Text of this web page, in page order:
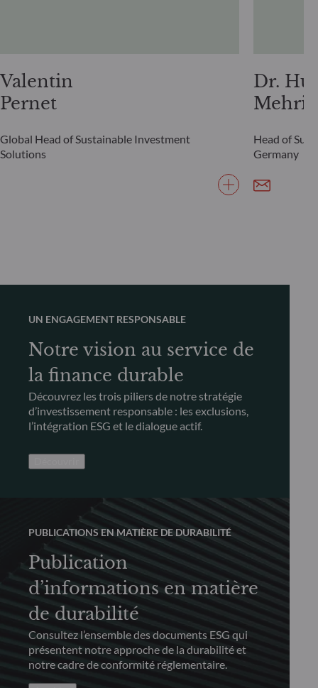
Valentin
Pernet
Global Head of Sustainable Investment
Solutions
Dr.
Head of
Germany
UN ENGAGEMENT RESPONSABLE
Notre vision au service de
la finance durable
Découvrez les trois piliers de notre stratégie
d’investissement responsable : les exclusions,
l’intégration ESG et le dialogue actif.
PUBLICATIONS EN MATIÈRE DE DURABILITÉ
Publication
d’informations en matière
de durabilité
Consultez l’ensemble des documents ESG qui
présentent notre approche de la durabilité et
notre cadre de conformité réglementaire.